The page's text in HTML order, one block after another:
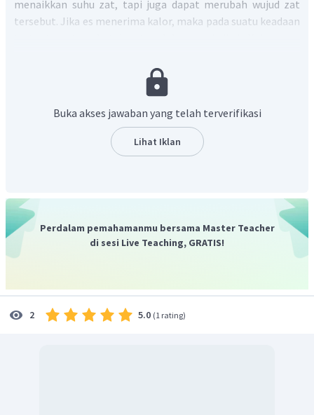
menaikkan suhu zat, tapi juga dapat merubah wujud zat
tersebut. Jika es menerima kalor, maka pada suatu keadaan
(zat cair) ini disebut sebagai kalor lebur, yang besarnya
dapat dihitung dengan persamaan:
adalah kalor lebur zat dengan satuan J/kg,
adalah kalor atau energi yang dibutuhkan untuk merubah
Dengan demikian kalor lebur zat adalah energi yang
dibutuhkan untuk meleburkan 1 kg zat padat pada tekanan
Jadi, pilihan jawaban yang tepat adalah B.
Buka akses jawaban yang telah terverifikasi
Lihat Iklan
Perdalam pemahamanmu bersama Master Teacher
di sesi Live Teaching, GRATIS!
2 5.0 (1 rating)